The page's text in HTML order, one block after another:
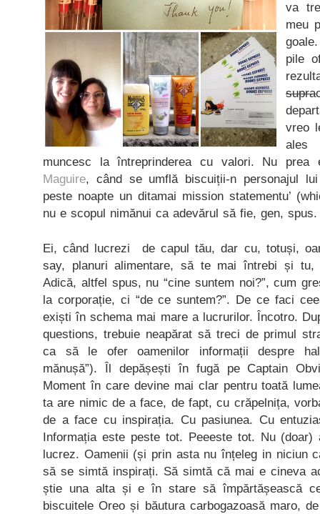
va
meu
pile
supra
vreo
ales
muncesc la întreprinderea cu valori. Nu
Maguire, când se umflă biscuiții-n personajul
peste noapte un ditamai mission statementu’
nu e scopul nimănui ca adevărul să fie, gen, spus.
Ei, când lucrezi de capul tău, dar cu, totuși,
say, planuri alimentare, să te mai întrebi și
Adică, altfel spus, nu “cine suntem noi?”, cum
la corporație, ci “de ce suntem?”. De ce faci
exiști în schema mai mare a lucrurilor. Încotro.
questions, trebuie neapărat să treci de primul
ca să le ofer oamenilor informații despre
mănușă”). Îl depășești în fugă pe Captain
Moment în care devine mai clar pentru toată
ta are nimic de a face, de fapt, cu crăpelnița,
de a face cu inspirația. Cu pasiunea. Cu
Informația este peste tot. Peeeste tot. Nu
lucrez. Oamenii (și prin asta nu înțeleg in niciun
să se simtă inspirați. Să simtă că mai e cineva
știe una alta și e în stare să împărtășească
biscuitele Oreo și băutura carbogazoasă maro,